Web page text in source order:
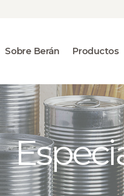
Sobre Berán Productos
GALERÍA
CONTACTO